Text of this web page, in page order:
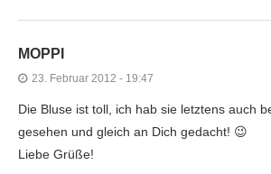
MOPPI
23. Februar 2012 - 19:47
Die Bluse ist toll, ich hab sie letztens auch
gesehen und gleich an Dich gedacht! 😉
Liebe Grüße!